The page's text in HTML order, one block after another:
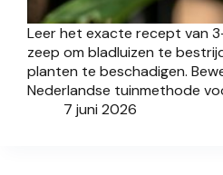
Leer het exacte recept van
zeep om bladluizen te
planten te beschadigen.
Nederlandse tuinmethode
7 juni 2026